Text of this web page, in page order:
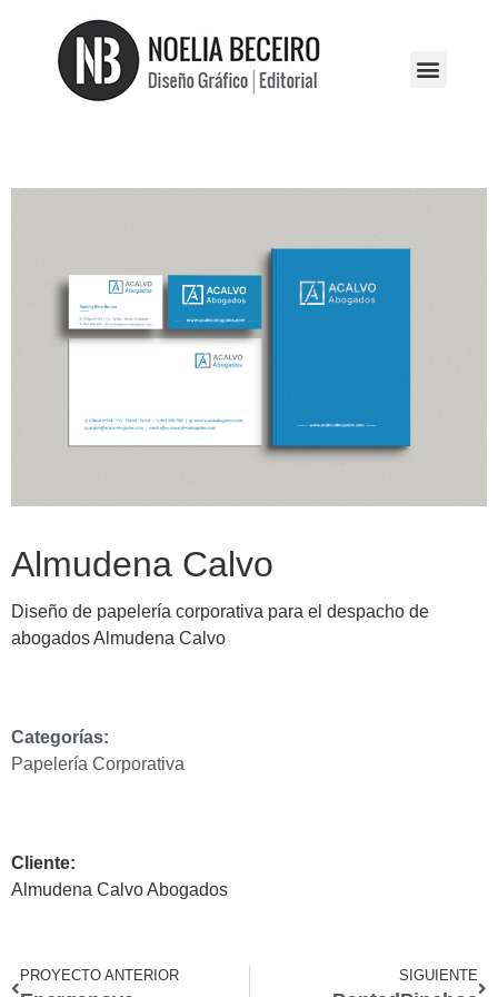
Almudena Calvo
Diseño de papelería corporativa para el despacho de
abogados Almudena Calvo
Categorías:
Papelería Corporativa
Cliente:
Almudena Calvo Abogados
PROYECTO ANTERIOR SIGUIENTE